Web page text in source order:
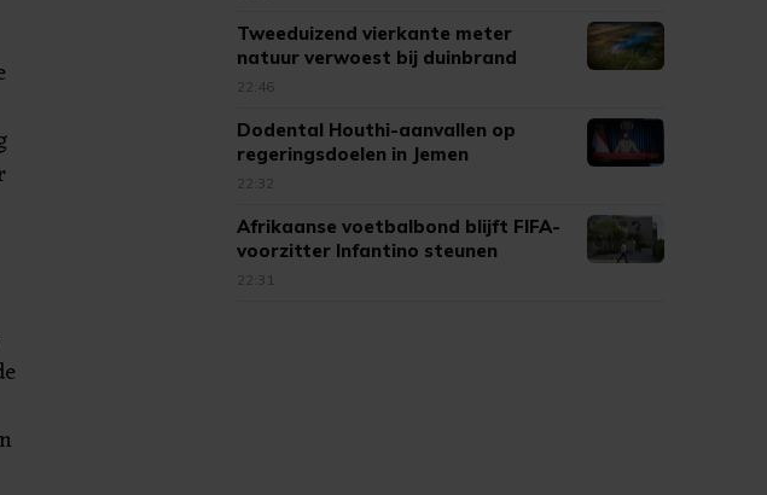
Tweeduizend vierkante meter
natuur verwoest bij duinbrand
Ouddorp
22:46
Dodental Houthi-aanvallen op
regeringsdoelen in Jemen
opgelopen
22:32
Afrikaanse voetbalbond blijft FIFA-
voorzitter Infantino steunen
22:31